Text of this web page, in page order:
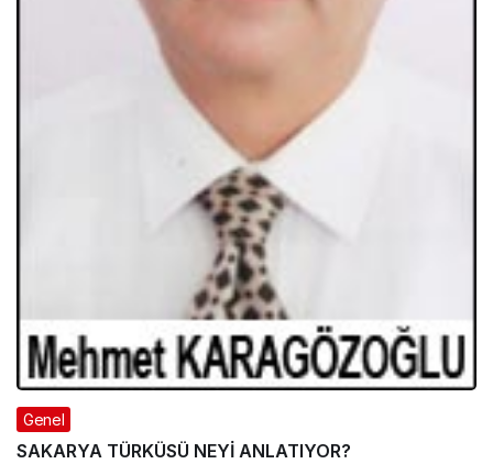
Genel
SAKARYA TÜRKÜSÜ NEYİ ANLATIYOR?